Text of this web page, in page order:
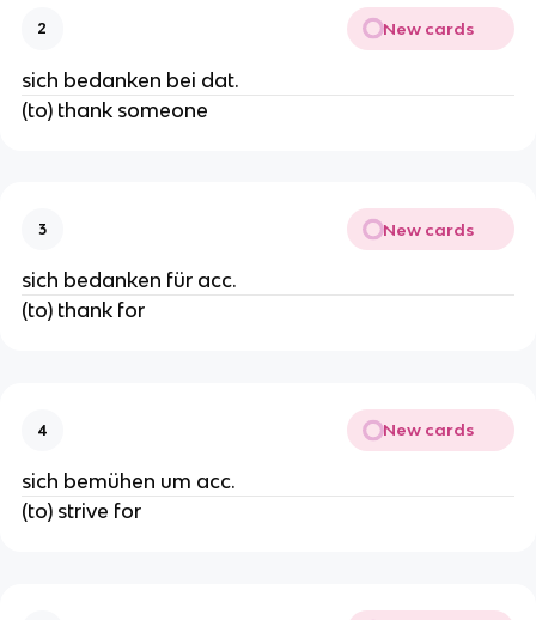
2 New cards
sich bedanken bei dat.
(to) thank someone
3 New cards
sich bedanken für acc.
(to) thank for
4 New cards
sich bemühen um acc.
(to) strive for